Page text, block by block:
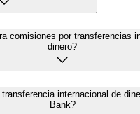
comisiones por transferencias
dinero?
internacional de
Bank?